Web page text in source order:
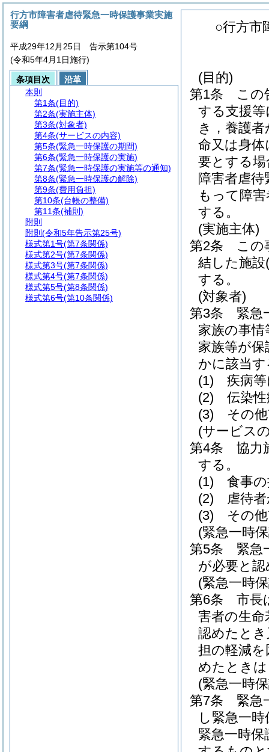
○行方市
(目的)
第1条
この
する支援
き，養護
命又は身
要とする
障害者虐
もって障
する。
(実施主体)
第2条
この
結した施設
する。
(対象者)
第3条
緊急
家族の事
家族等が
かに該当
(1)
疾病
(2)
伝染
(3)
その
(サービス
第4条
協力
する。
(1)
食事
(2)
虐待
(3)
その
(緊急一時
第5条
緊急
が必要と
(緊急一時
第6条
市長
害者の生
認めたと
担の軽減
めたとき
(緊急一時
第7条
緊急
し緊急一
緊急一時保
行方市障害者虐待緊急一時保護事業実施
要綱
平成29年12月25日 告示第104号
(令和5年4月1日施行)
条項目次
沿革
本則
第1条(目的)
第2条(実施主体)
第3条(対象者)
第4条(サービスの内容)
第5条(緊急一時保護の期間)
第6条(緊急一時保護の実施)
第7条(緊急一時保護の実施等の通知)
第8条(緊急一時保護の解除)
第9条(費用負担)
第10条(台帳の整備)
第11条(補則)
附則
附則 (令和5年告示第25号)
様式第1号(第7条関係)
様式第2号(第7条関係)
様式第3号(第7条関係)
様式第4号(第7条関係)
様式第5号(第8条関係)
様式第6号(第10条関係)